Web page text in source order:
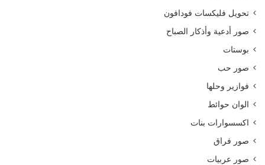
تحويل فليكسات فودافون
صور أدعية وأذكار الصباح
بوستات
صور حب
فوازير وحلها
الوان حوائط
اكسسوارات بنات
صور فراق
صور عربيات